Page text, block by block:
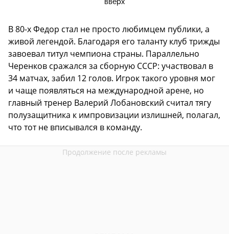
вверх
В 80-х Федор стал не просто любимцем публики, а
живой легендой. Благодаря его таланту клуб трижды
завоевал титул чемпиона страны. Параллельно
Черенков сражался за сборную СССР: участвовал в
34 матчах, забил 12 голов. Игрок такого уровня мог
и чаще появляться на международной арене, но
главный тренер Валерий Лобановский считал тягу
полузащитника к импровизации излишней, полагал,
что тот не вписывался в команду.